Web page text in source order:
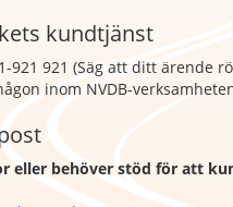
kundtjänst
921 921 (Säg att ditt ärende
inom NVDB-
eller behöver stöd för att